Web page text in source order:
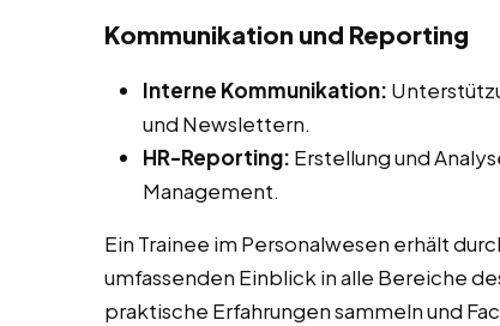
Kommunikation und Reporting
Interne Kommunikation:
und Newslettern.
HR-Reporting: Erstellung und
Management.
Ein Trainee im Personalwesen erhält
umfassenden Einblick in alle Bereiche
praktische Erfahrungen sammeln und